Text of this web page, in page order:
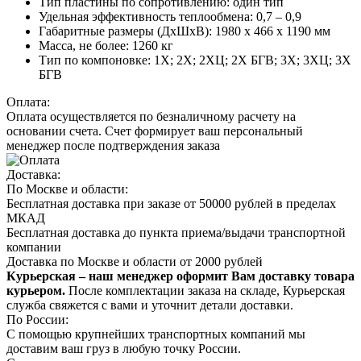
Удельная эффективность теплообмена: 0,7 – 0,9
Габаритные размеры (ДxШxВ): 1980 x 466 x 1190 мм
Масса, не более: 1260 кг
Тип по компоновке: 1Х; 2Х; 2ХЦ; 2Х БГВ; 3Х; 3ХЦ; 3Х
БГВ
Оплата:
Оплата осуществляется по безналичному расчету на
основании счета. Счет формирует ваш персональный
менеджер после подтверждения заказа
Доставка:
По Москве и области:
Бесплатная доставка при заказе от 50000 рублей в пределах
МКАД
Бесплатная доставка до пункта приема/выдачи транспортной
компании
Доставка по Москве и области от 2000 рублей
Курьерская – наш менеджер оформит Вам доставку товара
курьером. После комплектации заказа на складе, Курьерская
служба свяжется с вами и уточнит детали доставки.
По России:
С помощью крупнейших транспортных компаний мы
доставим ваш груз в любую точку России.